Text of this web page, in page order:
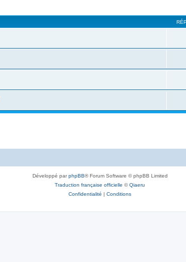
Développé parphpBB® Forum Software © phpBB Limited
Traduction française officielle ©Qiaeru
Confidentialité | Conditions